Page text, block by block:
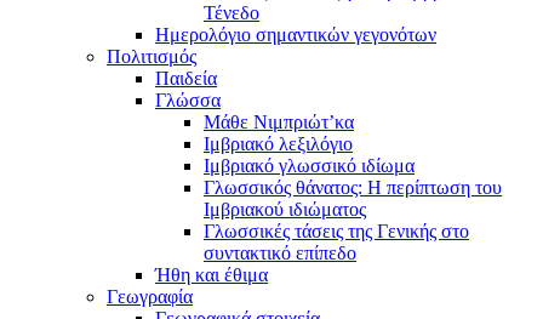
Τένεδο
Ημερολόγιο σημαντικών γεγονότων
Πολιτισμός
Παιδεία
Γλώσσα
Μάθε Νιμπριώτ’κα
Ιμβριακό λεξιλόγιο
Ιμβριακό γλωσσικό ιδίωμα
Γλωσσικός θάνατος: Η περίπτωση του
Ιμβριακού ιδιώματος
Γλωσσικές τάσεις της Γενικής στο
συντακτικό επίπεδο
Ήθη και έθιμα
Γεωγραφία